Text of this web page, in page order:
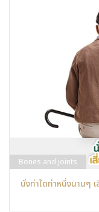
Bones and joints
นั่งท่าใดท่าหนึ่งนานๆ